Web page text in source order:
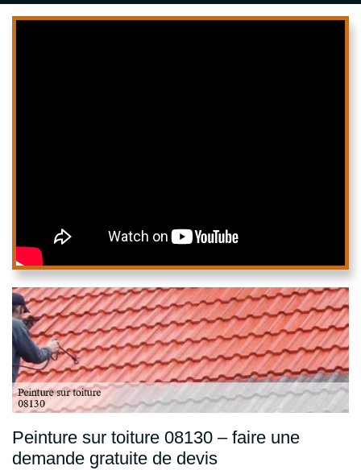
Peinture sur toiture 08130 – faire une
demande gratuite de devis